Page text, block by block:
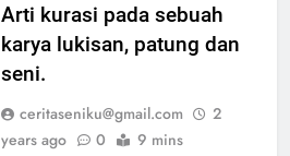
Arti kurasi pada sebuah
karya lukisan, patung dan
seni.
ceritaseniku@gmail.com
2
years ago
0 9 mins